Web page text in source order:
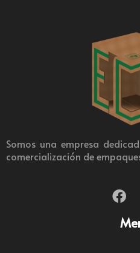
Somos una empresa
comercialización de